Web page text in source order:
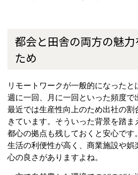
都会と田舎の両方の魅
ため
リモートワークが一般的になったと
週に一回、月に一回といった頻度で
最近では生産性向上のため出社の割
きています。そういった背景を踏ま
都心の拠点も残しておくと安心です。
生活の利便性が高く、商業施設や娯
心の良さがありますよね。